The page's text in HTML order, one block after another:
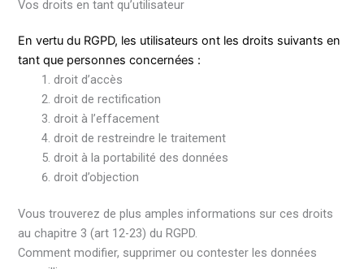
Vos droits en tant qu’utilisateur
En vertu du RGPD, les utilisateurs ont les droits suivants en
tant que personnes concernées :
droit d’accès
droit de rectification
droit à l’effacement
droit de restreindre le traitement
droit à la portabilité des données
droit d’objection
Vous trouverez de plus amples informations sur ces droits
au chapitre 3 (art 12-23) du RGPD.
Comment modifier, supprimer ou contester les données